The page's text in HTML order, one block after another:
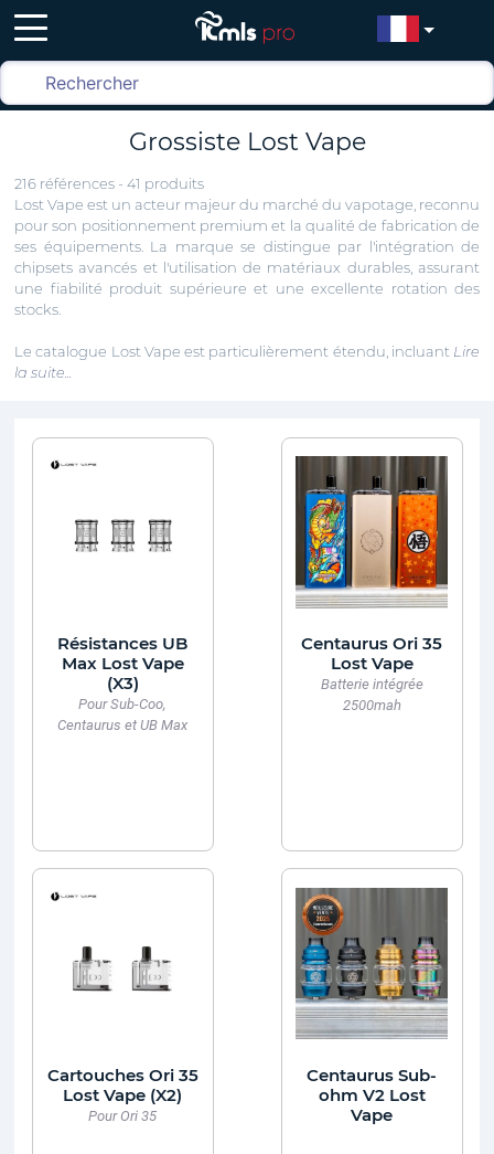
Grossiste Lost Vape
216 références - 41 produits
Lost Vape est un acteur majeur du marché du vapotage, reconnu
pour son positionnement premium et la qualité de fabrication de
ses équipements. La marque se distingue par l'intégration de
chipsets avancés et l'utilisation de matériaux durables, assurant
une fiabilité produit supérieure et une excellente rotation des
stocks.
Le catalogue Lost Vape est particulièrement étendu, incluant Lire
la suite...
Résistances UB
Max Lost Vape
(X3)
Pour Sub-Coo,
Centaurus et UB Max
Centaurus Ori 35
Lost Vape
Batterie intégrée
2500mah
Cartouches Ori 35
Lost Vape (X2)
Pour Ori 35
Centaurus Sub-
ohm V2 Lost
Vape